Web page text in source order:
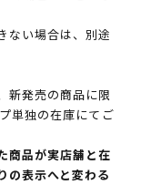
ない場合は、別途
新発売の商品に限
単独の在庫にてご
商品が実店舗と在
の表示へと変わる